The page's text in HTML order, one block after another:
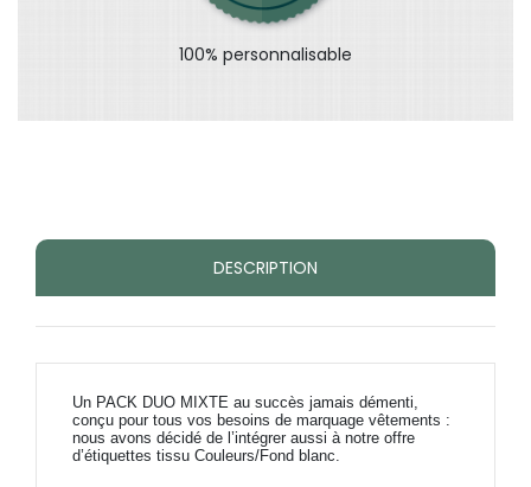
100% personnalisable
DESCRIPTION
Un PACK DUO MIXTE au succès jamais démenti,
conçu pour tous vos besoins de marquage vêtements :
nous avons décidé de l’intégrer aussi à notre offre
d’étiquettes tissu Couleurs/Fond blanc.